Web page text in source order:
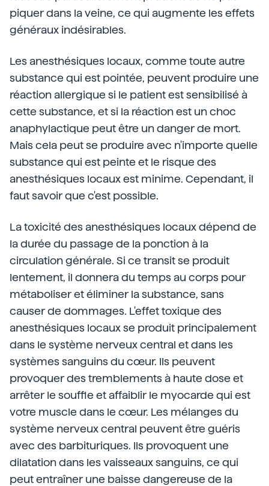
piquer dans la veine, ce qui augmente les effets
généraux indésirables.
Les anesthésiques locaux, comme toute autre
substance qui est pointée, peuvent produire une
réaction allergique si le patient est sensibilisé à
cette substance, et si la réaction est un choc
anaphylactique peut être un danger de mort.
Mais cela peut se produire avec n'importe quelle
substance qui est peinte et le risque des
anesthésiques locaux est minime. Cependant, il
faut savoir que c'est possible.
La toxicité des anesthésiques locaux dépend de
la durée du passage de la ponction à la
circulation générale. Si ce transit se produit
lentement, il donnera du temps au corps pour
métaboliser et éliminer la substance, sans
causer de dommages. L'effet toxique des
anesthésiques locaux se produit principalement
dans le système nerveux central et dans les
systèmes sanguins du cœur. Ils peuvent
provoquer des tremblements à haute dose et
arrêter le souffle et affaiblir le myocarde qui est
votre muscle dans le cœur. Les mélanges du
système nerveux central peuvent être guéris
avec des barbituriques. Ils provoquent une
dilatation dans les vaisseaux sanguins, ce qui
peut entraîner une baisse dangereuse de la